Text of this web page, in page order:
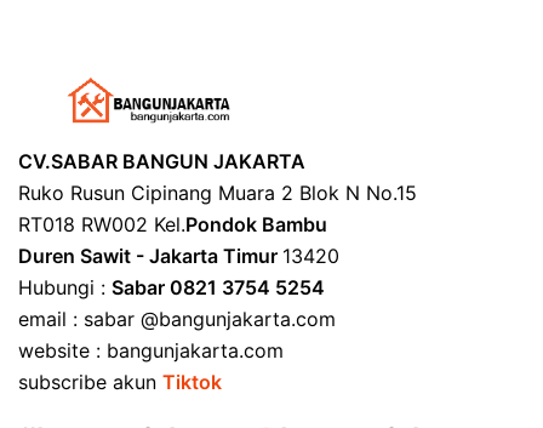
CV.SABAR BANGUN JAKARTA
Ruko Rusun Cipinang Muara 2 Blok N No.15
RT018 RW002 Kel.Pondok Bambu
Duren Sawit - Jakarta Timur 13420
Hubungi : Sabar 0821 3754 5254
email : sabar @bangunjakarta.com
website : bangunjakarta.com
subscribe akun Tiktok